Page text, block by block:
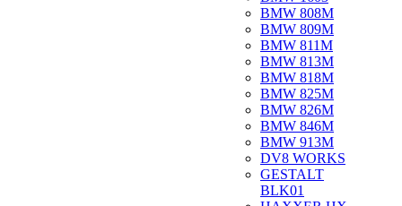
BMW 808M
BMW 809M
BMW 811M
BMW 813M
BMW 818M
BMW 825M
BMW 826M
BMW 846M
BMW 913M
DV8 WORKS
GESTALT
BLK01